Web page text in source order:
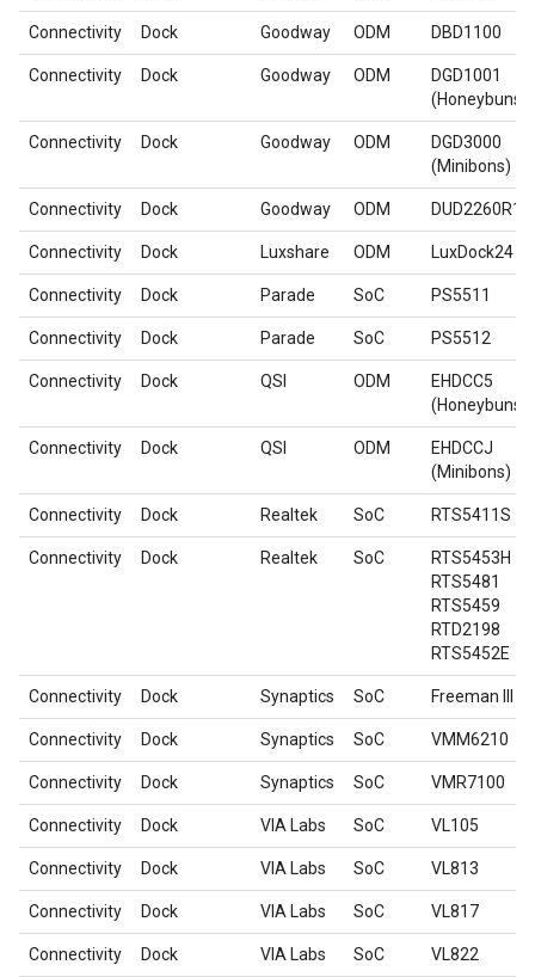
Connectivity Dock Goodway ODM DBD1100
Connectivity Dock Goodway ODM
DGD1001
(Honeybuns)
Connectivity Dock Goodway ODM
DGD3000
(Minibons)
Connectivity Dock Goodway ODM DUD2260R1
Connectivity Dock Luxshare ODM LuxDock24
Connectivity Dock Parade SoC PS5511
Connectivity Dock Parade SoC PS5512
Connectivity Dock QSI ODM
EHDCC5
(Honeybuns)
Connectivity Dock QSI ODM
EHDCCJ
(Minibons)
Connectivity Dock Realtek SoC RTS5411S
Connectivity Dock Realtek SoC
RTS5453H
RTS5481
RTS5459
RTD2198
RTS5452E
Connectivity Dock Synaptics SoC Freeman III
Connectivity Dock Synaptics SoC VMM6210
Connectivity Dock Synaptics SoC VMR7100
Connectivity Dock VIA Labs SoC VL105
Connectivity Dock VIA Labs SoC VL813
Connectivity Dock VIA Labs SoC VL817
Connectivity Dock VIA Labs SoC VL822